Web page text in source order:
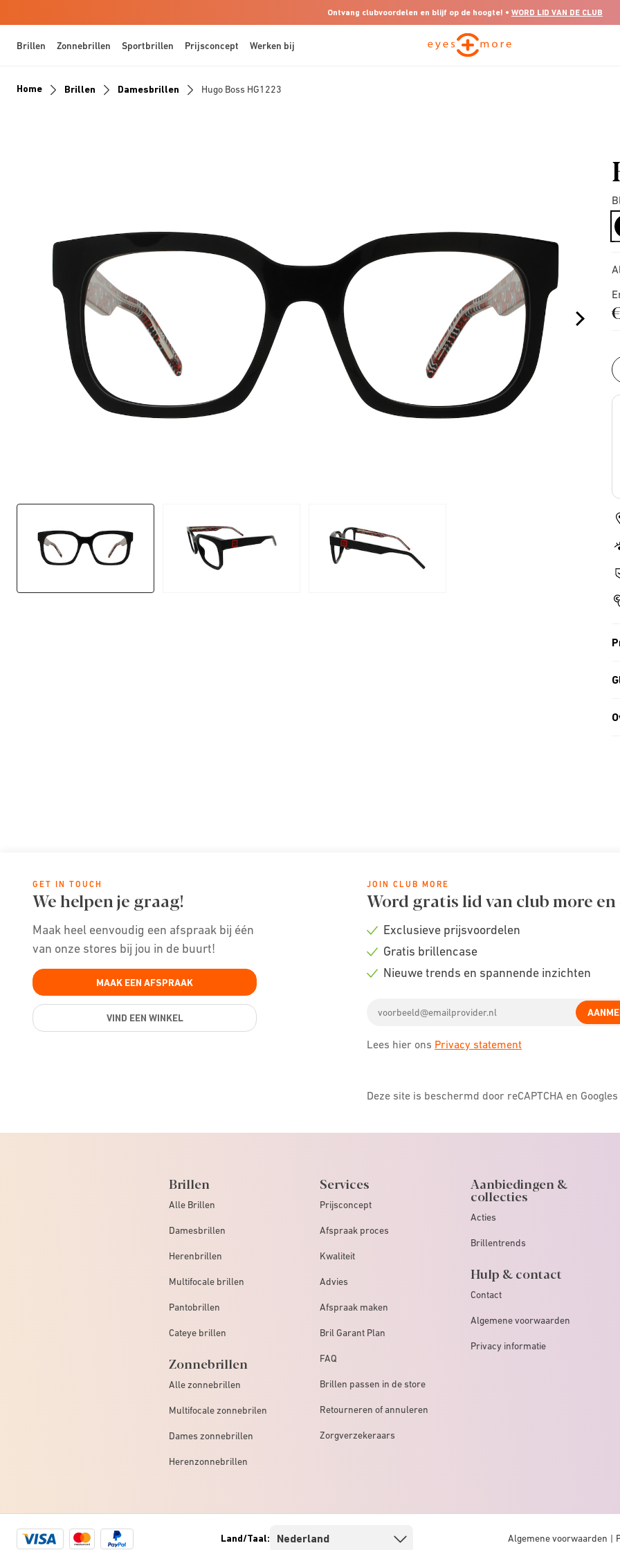
Ontvang clubvoordelen en blijf op de hoogte! • WORD LID VAN DE CLUB
Brillen Zonnebrillen Sportbrillen Prijsconcept Werken bij
Home Brillen Damesbrillen Hugo Boss HG1223
GET IN TOUCH
We helpen je graag!
Maak heel eenvoudig een afspraak bij één
van onze stores bij jou in de buurt!
MAAK EEN AFSPRAAK
VIND EEN WINKEL
JOIN CLUB MORE
Word gratis lid van club more
Check
Exclusieve prijsvoordelen
Check
Gratis brillencase
Nieuwe trends en spannende inzichten
address
Lees hier ons Privacy statement
Deze site is beschermd door reCAPTCHA en Googles
Brillen
Alle Brillen
Damesbrillen
Herenbrillen
Multifocale brillen
Pantobrillen
Cateye brillen
Zonnebrillen
Alle zonnebrillen
Multifocale zonnebrilen
Dames zonnebrillen
Herenzonnebrillen
Services
Prijsconcept
Afspraak proces
Kwaliteit
Advies
Afspraak maken
Bril Garant Plan
FAQ
Brillen passen in de store
Retourneren of annuleren
Zorgverzekeraars
Aanbiedingen &
collecties
Acties
Brillentrends
Hulp & contact
Contact
Algemene voorwaarden
Privacy informatie
Visa
Mastercard
Paypal Land/Taal: Algemene voorwaarden